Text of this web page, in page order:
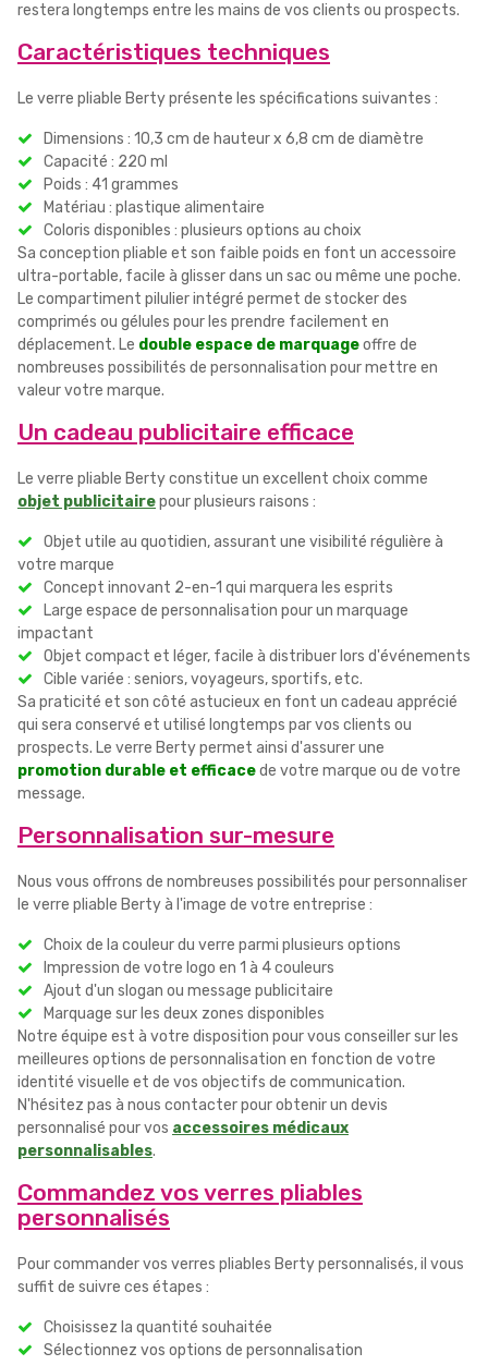
restera longtemps entre les mains de vos clients ou prospects.
Caractéristiques techniques
Le verre pliable Berty présente les spécifications suivantes :
Dimensions : 10,3 cm de hauteur x 6,8 cm de diamètre
Capacité : 220 ml
Poids : 41 grammes
Matériau : plastique alimentaire
Coloris disponibles : plusieurs options au choix
Sa conception pliable et son faible poids en font un accessoire
ultra-portable, facile à glisser dans un sac ou même une poche.
Le compartiment pilulier intégré permet de stocker des
comprimés ou gélules pour les prendre facilement en
déplacement. Le double espace de marquageoffre de
nombreuses possibilités de personnalisation pour mettre en
valeur votre marque.
Un cadeau publicitaire efficace
Le verre pliable Berty constitue un excellent choix comme
objet publicitairepour plusieurs raisons :
Objet utile au quotidien, assurant une visibilité régulière à
votre marque
Concept innovant 2-en-1 qui marquera les esprits
Large espace de personnalisation pour un marquage
impactant
Objet compact et léger, facile à distribuer lors d'événements
Cible variée : seniors, voyageurs, sportifs, etc.
Sa praticité et son côté astucieux en font un cadeau apprécié
qui sera conservé et utilisé longtemps par vos clients ou
prospects. Le verre Berty permet ainsi d'assurer une
promotion durable et efficacede votre marque ou de votre
message.
Personnalisation sur-mesure
Nous vous offrons de nombreuses possibilités pour personnaliser
le verre pliable Berty à l'image de votre entreprise :
Choix de la couleur du verre parmi plusieurs options
Impression de votre logo en 1 à 4 couleurs
Ajout d'un slogan ou message publicitaire
Marquage sur les deux zones disponibles
Notre équipe est à votre disposition pour vous conseiller sur les
meilleures options de personnalisation en fonction de votre
identité visuelle et de vos objectifs de communication.
N'hésitez pas à nous contacter pour obtenir un devis
personnalisé pour vos accessoires médicaux
personnalisables.
Commandez vos verres pliables
personnalisés
Pour commander vos verres pliables Berty personnalisés, il vous
suffit de suivre ces étapes :
Choisissez la quantité souhaitée
Sélectionnez vos options de personnalisation